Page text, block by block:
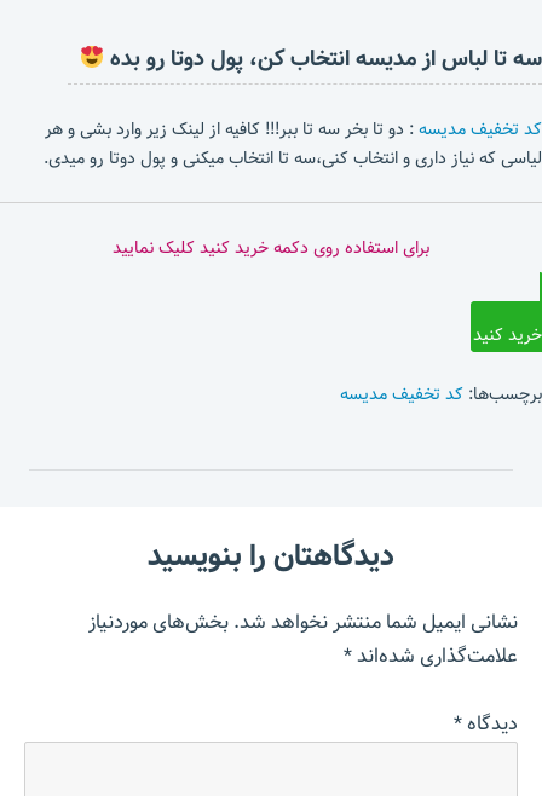
سه تا لباس از مدیسه انتخاب کن، پول دوتا رو بده
کد تخفیف مدیسه: دو تا بخر سه تا ببر!!! کافیه از لینک زیر وارد بشی و هر
لیاسی که نیاز داری و انتخاب کنی،سه تا انتخاب میکنی و پول دوتا رو میدی.
برای استفاده روی دکمه خرید کنید کلیک نمایید
خرید کنید
برچسب‌ها: کد تخفیف مدیسه
دیدگاهتان را بنویسید
نشانی ایمیل شما منتشر نخواهد شد.بخش‌های موردنیاز
علامت‌گذاری شده‌اند*
دیدگاه*